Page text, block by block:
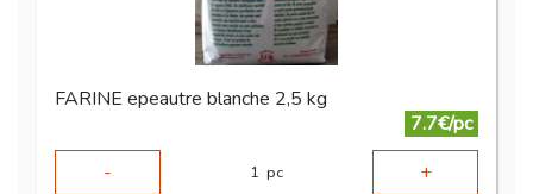
FARINE epeautre blanche 2,5 kg
7.7€/pc
-
1 pc +